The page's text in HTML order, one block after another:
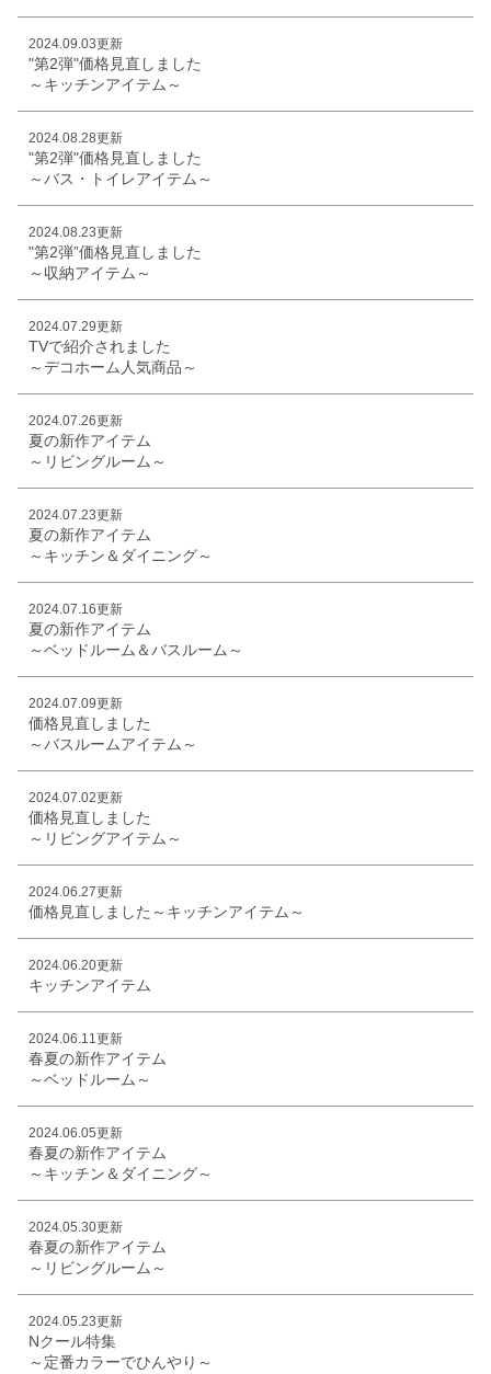
2024.09.03更新
"第2弾"価格見直しました
～キッチンアイテム～
2024.08.28更新
"第2弾"価格見直しました
～バス・トイレアイテム～
2024.08.23更新
"第2弾”価格見直しました
～収納アイテム～
2024.07.29更新
TVで紹介されました
～デコホーム人気商品～
2024.07.26更新
夏の新作アイテム
～リビングルーム～
2024.07.23更新
夏の新作アイテム
～キッチン＆ダイニング～
2024.07.16更新
夏の新作アイテム
～ベッドルーム＆バスルーム～
2024.07.09更新
価格見直しました
～バスルームアイテム～
2024.07.02更新
価格見直しました
～リビングアイテム～
2024.06.27更新
価格見直しました～キッチンアイテム～
2024.06.20更新
キッチンアイテム
2024.06.11更新
春夏の新作アイテム
～ベッドルーム～
2024.06.05更新
春夏の新作アイテム
～キッチン＆ダイニング～
2024.05.30更新
春夏の新作アイテム
～リビングルーム～
2024.05.23更新
Nクール特集
～定番カラーでひんやり～